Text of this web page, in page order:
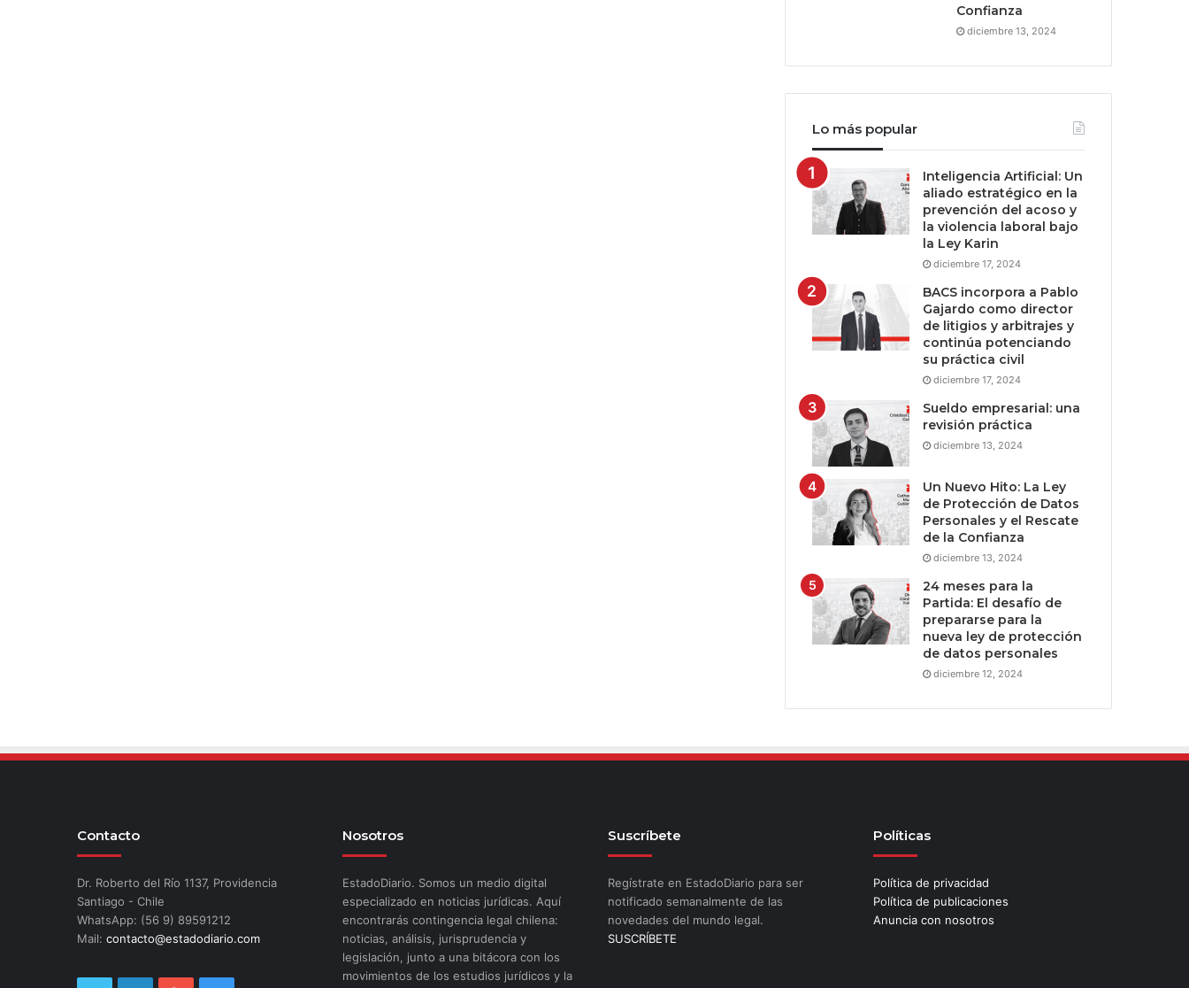
Confianza
diciembre 13, 2024
Lo más popular
Inteligencia Artificial: Un
aliado estratégico en la
prevención del acoso y
la violencia laboral bajo
la Ley Karin
diciembre 17, 2024
BACS incorpora a Pablo
Gajardo como director
de litigios y arbitrajes y
continúa potenciando
su práctica civil
diciembre 17, 2024
Sueldo empresarial: una
revisión práctica
diciembre 13, 2024
Un Nuevo Hito: La Ley
de Protección de Datos
Personales y el Rescate
de la Confianza
diciembre 13, 2024
24 meses para la
Partida: El desafío de
prepararse para la
nueva ley de protección
de datos personales
diciembre 12, 2024
Contacto
Dr. Roberto del Río 1137, Providencia
Santiago - Chile
WhatsApp: (56 9) 89591212
Mail: contacto@estadodiario.com
Nosotros
EstadoDiario. Somos un medio digital
especializado en noticias jurídicas. Aquí
encontrarás contingencia legal chilena:
noticias, análisis, jurisprudencia y
legislación, junto a una bitácora con los
movimientos de los estudios jurídicos y la
Suscríbete
Regístrate en EstadoDiario para ser
notificado semanalmente de las
novedades del mundo legal.
SUSCRÍBETE
Políticas
Política de privacidad
Política de publicaciones
Anuncia con nosotros